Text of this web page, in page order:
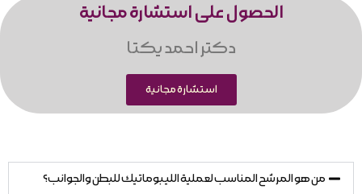
الحصول على استشارة مجانية
دکتر احمد یکتا
استشارة مجانية
من هو المرشح المناسب لعملية الليبوماتيك للبطن والجوانب؟